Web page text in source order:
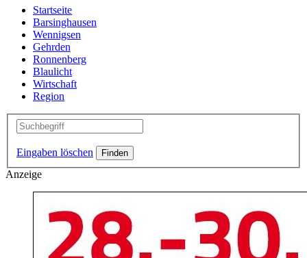
Startseite
Barsinghausen
Wennigsen
Gehrden
Ronnenberg
Blaulicht
Wirtschaft
Region
Eingaben löschen
Anzeige